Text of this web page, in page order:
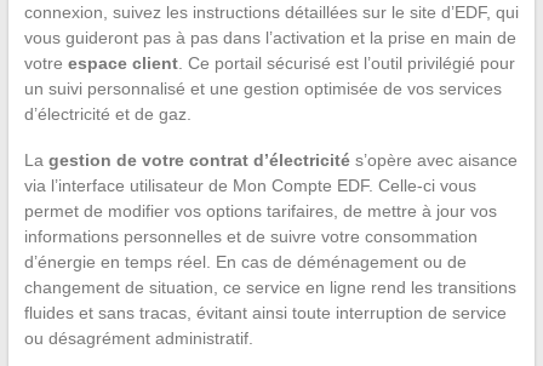
connexion, suivez les instructions détaillées sur le site d’EDF, qui
vous guideront pas à pas dans l’activation et la prise en main de
votre espace client. Ce portail sécurisé est l’outil privilégié pour
un suivi personnalisé et une gestion optimisée de vos services
d’électricité et de gaz.
La gestion de votre contrat d’électricités’opère avec aisance
via l’interface utilisateur de Mon Compte EDF. Celle-ci vous
permet de modifier vos options tarifaires, de mettre à jour vos
informations personnelles et de suivre votre consommation
d’énergie en temps réel. En cas de déménagement ou de
changement de situation, ce service en ligne rend les transitions
fluides et sans tracas, évitant ainsi toute interruption de service
ou désagrément administratif.